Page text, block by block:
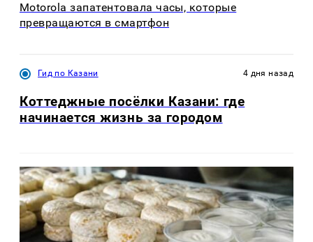
Motorola запатентовала часы, которые
превращаются в смартфон
Гид по Казани 4 дня назад
Коттеджные посёлки Казани: где
начинается жизнь за городом